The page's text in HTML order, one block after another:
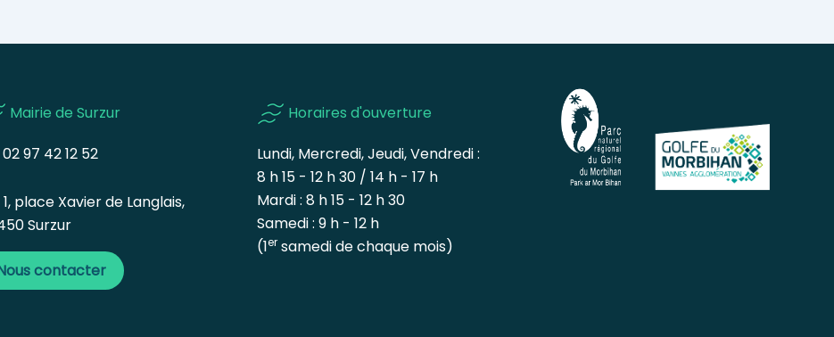
Mairie de Surzur
02 97 42 12 52
place Xavier de Langlais,
Surzur
contacter
Horaires d'ouverture
Lundi, Mercredi, Jeudi, Vendredi :
8 h 15 - 12 h 30 / 14 h - 17 h
Mardi : 8 h 15 - 12 h 30
Samedi : 9 h - 12 h
(1er samedi de chaque mois)